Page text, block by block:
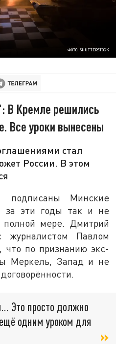
ФОТО: SHUTTERSTOCK
В Кремле решились
Все уроки вынесены
стал
России. В этом
Минские
за эти годы так и не
мере. Дмитрий
Павлом
что по признанию экс-
Меркель, Запад и не
Это просто должно
одним уроком для